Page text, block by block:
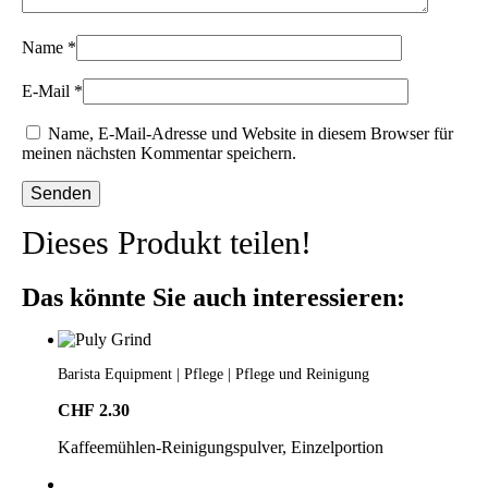
Name *
E-Mail *
Name, E-Mail-Adresse und Website in diesem Browser für
meinen nächsten Kommentar speichern.
Dieses Produkt teilen!
Das könnte Sie auch interessieren:
Barista Equipment | Pflege | Pflege und Reinigung
CHF 2.30
Kaffeemühlen-Reinigungspulver, Einzelportion